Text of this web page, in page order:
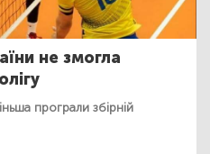
не змогла
програли збірній